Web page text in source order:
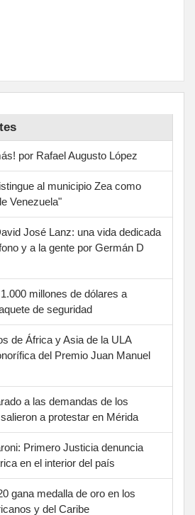
por Rafael Augusto López
al municipio Zea como
Venezuela"
José Lanz: una vida dedicada
y a la gente por Germán D
millones de dólares a
de seguridad
de África y Asia de la ULA
del Premio Juan Manuel
a las demandas de los
a protestar en Mérida
Primero Justicia denuncia
en el interior del país
gana medalla de oro en los
y del Caribe